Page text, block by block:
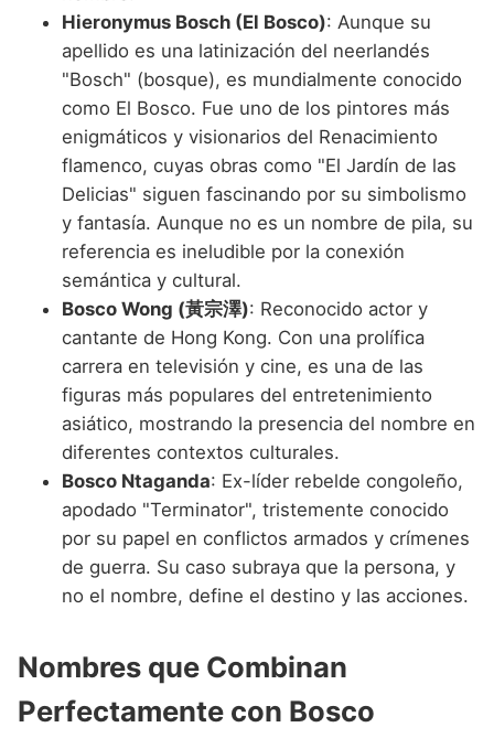
Hieronymus Bosch (El Bosco): Aunque su
apellido es una latinización del neerlandés
"Bosch" (bosque), es mundialmente conocido
como El Bosco. Fue uno de los pintores más
enigmáticos y visionarios del Renacimiento
flamenco, cuyas obras como "El Jardín de las
Delicias" siguen fascinando por su simbolismo
y fantasía. Aunque no es un nombre de pila, su
referencia es ineludible por la conexión
semántica y cultural.
Bosco Wong (黃宗澤): Reconocido actor y
cantante de Hong Kong. Con una prolífica
carrera en televisión y cine, es una de las
figuras más populares del entretenimiento
asiático, mostrando la presencia del nombre en
diferentes contextos culturales.
Bosco Ntaganda: Ex-líder rebelde congoleño,
apodado "Terminator", tristemente conocido
por su papel en conflictos armados y crímenes
de guerra. Su caso subraya que la persona, y
no el nombre, define el destino y las acciones.
Nombres que Combinan
Perfectamente con Bosco